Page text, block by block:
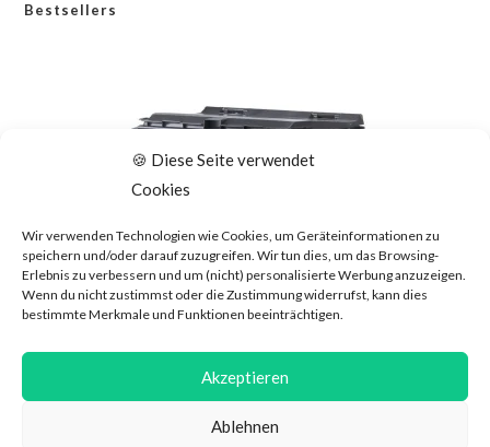
🍪 Diese Seite verwendet
Cookies
Wir verwenden Technologien wie Cookies, um Geräteinformationen zu
speichern und/oder darauf zuzugreifen. Wir tun dies, um das Browsing-
Erlebnis zu verbessern und um (nicht) personalisierte Werbung anzuzeigen.
Wenn du nicht zustimmst oder die Zustimmung widerrufst, kann dies
bestimmte Merkmale und Funktionen beeinträchtigen.
Akzeptieren
Ablehnen
Bestsellers
Kunststoffcontainer mit 4 Lenkrollen 770 Liter
CHF450.00